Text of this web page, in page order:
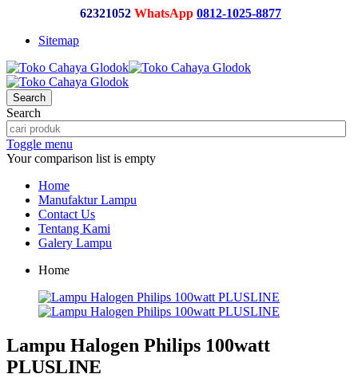
62321052 WhatsApp 0812-1025-8877
Sitemap
Search
Search
Toggle menu
Your comparison list is empty
Home
Manufaktur Lampu
Contact Us
Tentang Kami
Galery Lampu
Home
Lampu Halogen Philips 100watt
PLUSLINE